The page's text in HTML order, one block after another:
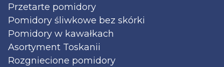
Przetarte pomidory
Pomidory śliwkowe bez skórki
Pomidory w kawałkach
Asortyment Toskanii
Rozgniecione pomidory